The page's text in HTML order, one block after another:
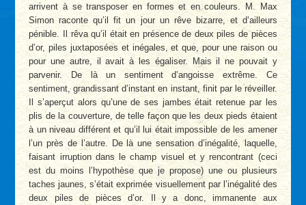
arrivent à se transposer en formes et en couleurs. M. Max
Simon raconte qu’il fit un jour un rêve bizarre, et d’ailleurs
pénible. Il rêva qu’il était en présence de deux piles de pièces
d’or, piles juxtaposées et inégales, et que, pour une raison ou
pour une autre, il avait à les égaliser. Mais il ne pouvait y
parvenir. De là un sentiment d’angoisse extrême. Ce
sentiment, grandissant d’instant en instant, finit par le réveiller.
Il s’aperçut alors qu’une de ses jambes était retenue par les
plis de la couverture, de telle façon que les deux pieds étaient
à un niveau différent et qu’il lui était impossible de les amener
l’un près de l’autre. De là une sensation d’inégalité, laquelle,
faisant irruption dans le champ visuel et y rencontrant (ceci
est du moins l’hypothèse que je propose) une ou plusieurs
taches jaunes, s’était exprimée visuellement par l’inégalité des
deux piles de pièces d’or. Il y a donc, immanente aux